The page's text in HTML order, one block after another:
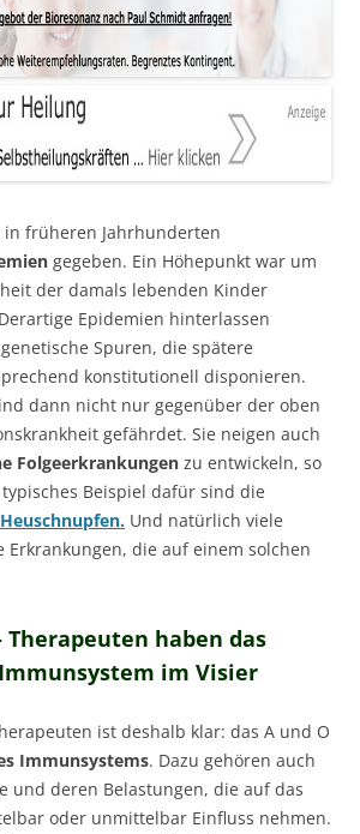
in früheren Jahrhunderten
gegeben. Ein Höhepunkt war um
der damals lebenden Kinder
Epidemien hinterlassen
Spuren, die spätere
konstitutionell disponieren.
dann nicht nur gegenüber der oben
gefährdet. Sie neigen auch
Folgeerkrankungen zu entwickeln, so
Beispiel dafür sind die
Und natürlich viele
Erkrankungen, die auf einem solchen
Therapeuten haben das
im Visier
ist deshalb klar: das A und O
Immunsystems. Dazu gehören auch
und deren Belastungen, die auf das
oder unmittelbar Einfluss nehmen.